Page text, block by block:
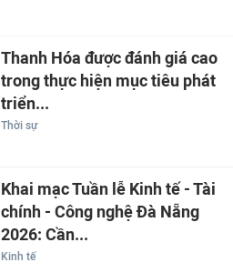
Thanh Hóa được đánh giá cao
trong thực hiện mục tiêu phát
triển...
Thời sự
Khai mạc Tuần lễ Kinh tế - Tài
chính - Công nghệ Đà Nẵng
2026: Cần...
Kinh tế